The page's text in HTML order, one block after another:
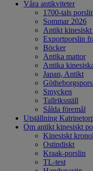
Våra antikviteter
1700-tals
Sommar 2026
Antikt
Exportporslin
Böcker
Antika mattor
Antika
Japan, Antikt
Smycken
Tallriksställ
Sålda föremål
Utställning
Om antikt kinesiskt
Kinesiskt
Ostindiskt
Kraak-porslin
TL-test